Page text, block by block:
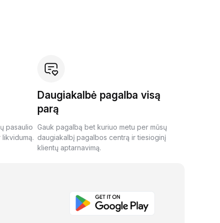
pasaulio
Daugiakalbė pagalba visą
parą
Gauk pagalbą bet kuriuo metu per mūsų
daugiakalbį pagalbos centrą ir tiesioginį
klientų aptarnavimą.